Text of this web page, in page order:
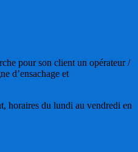
pour son client un opérateur /
d’ensachage et
horaires du lundi au vendredi en